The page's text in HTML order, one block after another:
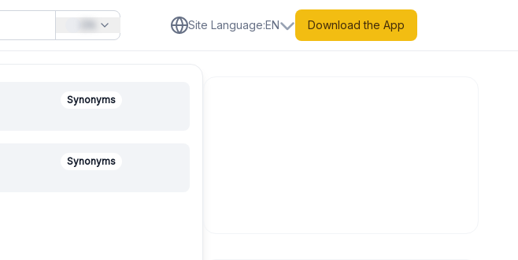
Site Language:EN Download the App
Synonyms
Synonyms